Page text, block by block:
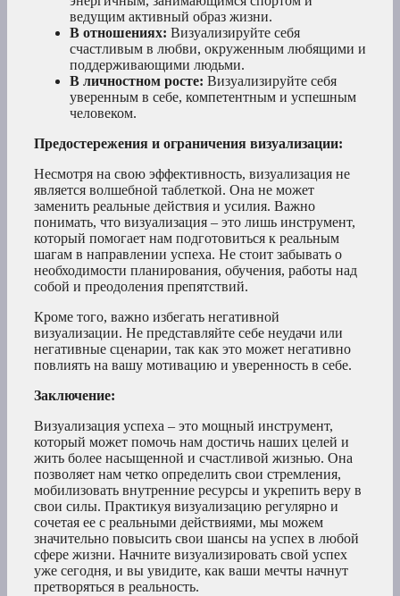
ведущим активный образ жизни.
В отношениях: Визуализируйте себя
счастливым в любви, окруженным любящими и
поддерживающими людьми.
В личностном росте: Визуализируйте себя
уверенным в себе, компетентным и успешным
человеком.
Предостережения и ограничения визуализации:
Несмотря на свою эффективность, визуализация не
является волшебной таблеткой. Она не может
заменить реальные действия и усилия. Важно
понимать, что визуализация – это лишь инструмент,
который помогает нам подготовиться к реальным
шагам в направлении успеха. Не стоит забывать о
необходимости планирования, обучения, работы над
собой и преодоления препятствий.
Кроме того, важно избегать негативной
визуализации. Не представляйте себе неудачи или
негативные сценарии, так как это может негативно
повлиять на вашу мотивацию и уверенность в себе.
Заключение:
Визуализация успеха – это мощный инструмент,
который может помочь нам достичь наших целей и
жить более насыщенной и счастливой жизнью. Она
позволяет нам четко определить свои стремления,
мобилизовать внутренние ресурсы и укрепить веру в
свои силы. Практикуя визуализацию регулярно и
сочетая ее с реальными действиями, мы можем
значительно повысить свои шансы на успех в любой
сфере жизни. Начните визуализировать свой успех
уже сегодня, и вы увидите, как ваши мечты начнут
претворяться в реальность.